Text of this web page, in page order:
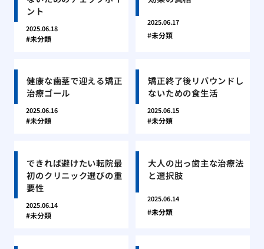
ント
2025.06.18
未分類
2025.06.17
未分類
健康な歯茎で迎える矯正
治療ゴール
2025.06.16
未分類
矯正終了後リバウンドし
ないための食生活
2025.06.15
未分類
できれば避けたい転院最
初のクリニック選びの重
要性
2025.06.14
未分類
大人の出っ歯主な治療法
と選択肢
2025.06.14
未分類